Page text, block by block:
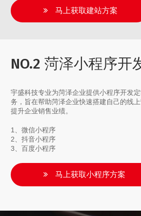
马上获取建站方案
NO.2 菏泽小程序开
宇盛科技专业为菏泽企业提供小程序开发
务，旨在帮助菏泽企业快速搭建自己的线
提升企业销售业绩。
1、微信小程序
2、抖音小程序
3、百度小程序
马上获取小程序方案